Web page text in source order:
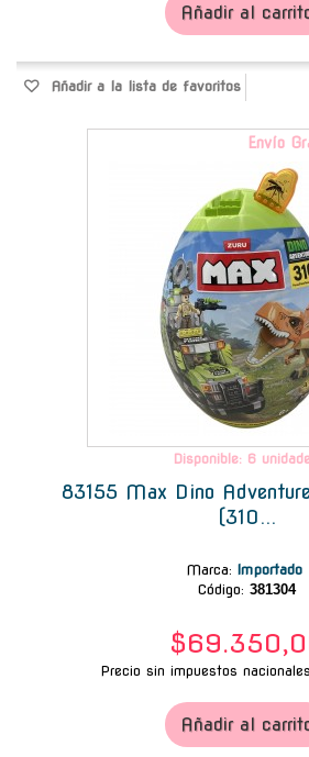
Añadir al
Añadir a la lista de favoritos
Envío
Disponible: 6
83155 Max Dino
(310...
Marca: Importado
Código: 381304
Precio sin impuestos
Añadir al